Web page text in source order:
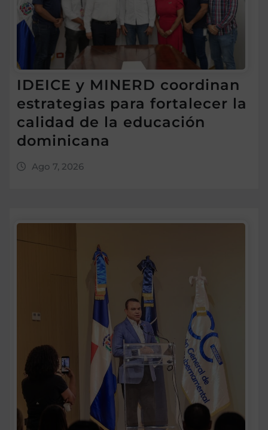
IDEICE y MINERD coordinan
estrategias para fortalecer la
calidad de la educación
dominicana
Ago 7, 2026